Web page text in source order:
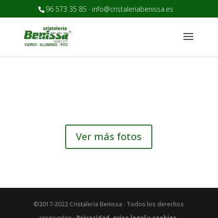
96 573 35 85 · info@cristaleriabenissa.es
Ver más fotos
©2017-2022 Cristaleria Benissa · Todos los derechos